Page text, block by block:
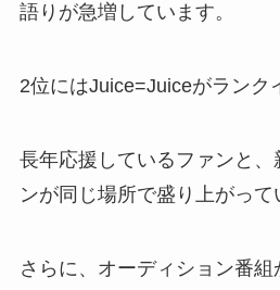
語りが急増しています。
2位にはJuice=Juiceがランク
長年応援しているファンと、
ンが同じ場所で盛り上がって
さらに、オーディション番組